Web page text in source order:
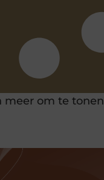
meer om te tonen